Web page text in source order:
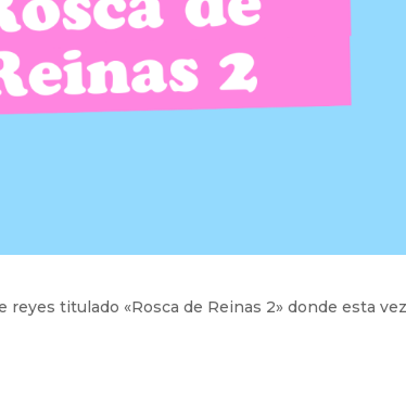
reyes titulado «Rosca de Reinas 2» donde esta